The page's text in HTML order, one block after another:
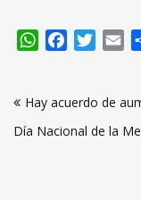
WhatsApp
Facebook
de
entradas
Hay acuerdo de
Día Nacional de la